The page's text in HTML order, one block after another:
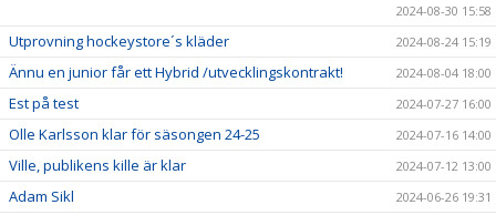
2024-08-30 15:58
Utprovning hockeystore´s kläder 2024-08-24 15:19
Ännu en junior får ett Hybrid /utvecklingskontrakt! 2024-08-04 18:00
Est på test 2024-07-27 16:00
Olle Karlsson klar för säsongen 24-25 2024-07-16 14:00
Ville, publikens kille är klar 2024-07-12 13:00
Adam Sikl 2024-06-26 19:31